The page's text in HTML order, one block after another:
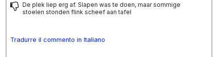
De plek liep erg af. Slapen was te doen, maar sommige
stoelen stonden flink scheef aan tafel
Tradurre il commento in Italiano